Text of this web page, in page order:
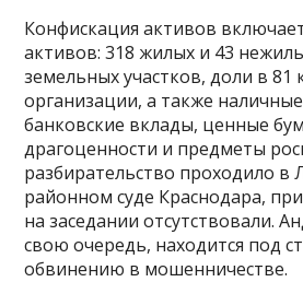
Конфискация активов
активов: 318 жилых и 43
земельных участков, доли в 81
организации, а также
банковские вклады, ценные
драгоценности и предметы
разбирательство проходило в
районном суде Краснодара,
на заседании отсутствовали.
свою очередь, находится под
обвинению в мошенничестве.